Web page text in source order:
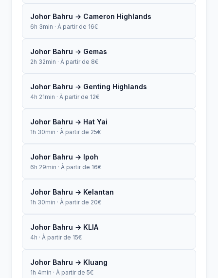
Johor Bahru → Cameron Highlands
6h 3min · À partir de 16€
Johor Bahru → Gemas
2h 32min · À partir de 8€
Johor Bahru → Genting Highlands
4h 21min · À partir de 12€
Johor Bahru → Hat Yai
1h 30min · À partir de 25€
Johor Bahru → Ipoh
6h 29min · À partir de 16€
Johor Bahru → Kelantan
1h 30min · À partir de 20€
Johor Bahru → KLIA
4h · À partir de 15€
Johor Bahru → Kluang
1h 4min · À partir de 5€